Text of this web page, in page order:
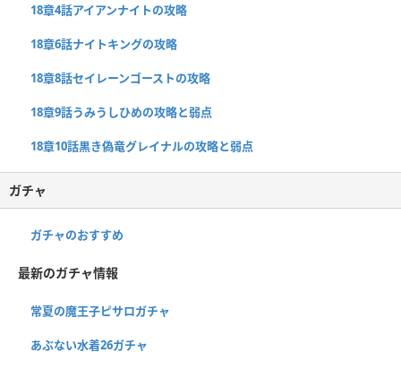
18章4話アイアンナイトの攻略
18章6話ナイトキングの攻略
18章8話セイレーンゴーストの攻略
18章9話うみうしひめの攻略と弱点
18章10話黒き偽竜グレイナルの攻略と弱点
ガチャ
ガチャのおすすめ
最新のガチャ情報
常夏の魔王子ピサロガチャ
あぶない水着26ガチャ